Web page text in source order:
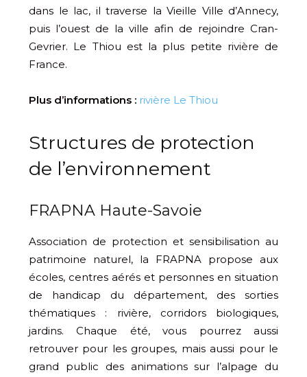
dans le lac, il traverse la Vieille Ville d’Annecy,
puis l’ouest de la ville afin de rejoindre Cran-
Gevrier. Le Thiou est la plus petite rivière de
France.
Plus d’informations : rivière Le Thiou
Structures de protection
de l’environnement
FRAPNA Haute-Savoie
Association de protection et sensibilisation au
patrimoine naturel, la FRAPNA propose aux
écoles, centres aérés et personnes en situation
de handicap du département, des sorties
thématiques : rivière, corridors biologiques,
jardins. Chaque été, vous pourrez aussi
retrouver pour les groupes, mais aussi pour le
grand public des animations sur l’alpage du